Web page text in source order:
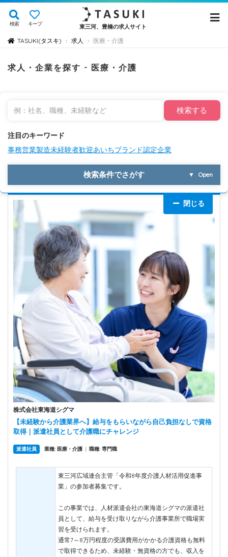
検索 キープ 東三河、豊橋の求人サイト
TASUKI(タスキ) › 求人 › 医療・介護
求人・企業を探す - 医療・介護
検索する
注目のキーワード
事務営業製造未経験者歓迎あいちブランド認定企業
検索条件でさがす ▼ Open
閉じる
株式会社東海道シグマ
【未経験から介護業界へ】給与をもらいながら自己負担なしで資格
取得｜派遣社員として介護職にチャレンジ
派遣社員 業種: 医療・介護 | 職種: 専門職
東三河広域連合主管「令和8年度介護人材活用促進事
業」の参加者募集です。
この事業では、人材派遣会社の東海道シグマの派遣社
員として、給与を受け取りながら介護事業所で職場実
習を受けられます。
通常7～8万円程度の受講費用がかかる介護資格も無料
で取得できるため、未経験・無資格の方でも、収入を